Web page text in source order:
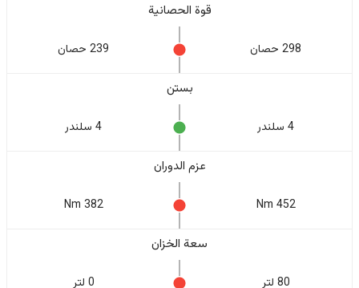
قوة الحصانية
298 حصان 239 حصان
بستن
4 سلندر 4 سلندر
عزم الدوران
452 Nm
382 Nm
سعة الخزان
80 لتر 0 لتر